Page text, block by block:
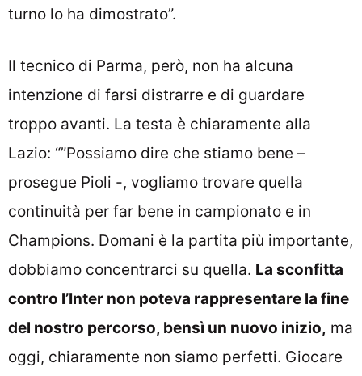
turno lo ha dimostrato”.
Il tecnico di Parma, però, non ha alcuna
intenzione di farsi distrarre e di guardare
troppo avanti. La testa è chiaramente alla
Lazio: “”Possiamo dire che stiamo bene –
prosegue Pioli -, vogliamo trovare quella
continuità per far bene in campionato e in
Champions. Domani è la partita più importante,
dobbiamo concentrarci su quella. La sconfitta
contro l’Inter non poteva rappresentare la fine
del nostro percorso, bensì un nuovo inizio, ma
oggi, chiaramente non siamo perfetti. Giocare